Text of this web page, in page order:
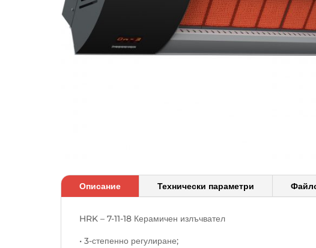
Описание Технически параметри
HRK – 7-11-18 Керамичен излъчвател
• 3-степенно регулиране;